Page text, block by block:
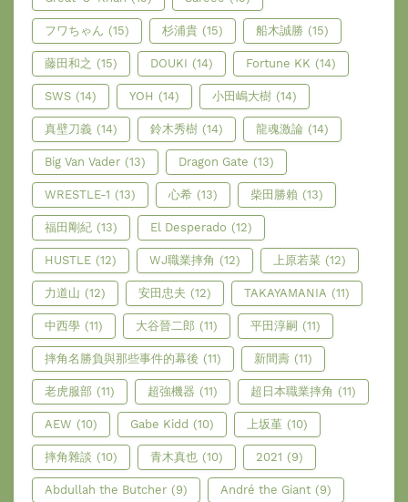
フワちゃん (15) 杉浦貴 (15) 船木誠勝 (15)
藤田和之 (15) DOUKI (14) Fortune KK (14)
SWS (14) YOH (14) 小田嶋大樹 (14)
真壁刀義 (14) 鈴木秀樹 (14) 龍魂激論 (14)
Big Van Vader (13) Dragon Gate (13)
WRESTLE-1 (13) 心希 (13) 柴田勝賴 (13)
福田剛紀 (13) El Desperado (12)
HUSTLE (12) WJ職業摔角 (12) 上原若菜 (12)
力道山 (12) 安田忠夫 (12) TAKAYAMANIA (11)
中西學 (11) 大谷晉二郎 (11) 平田淳嗣 (11)
摔角名勝負與那些事件的幕後 (11) 新間壽 (11)
老虎服部 (11) 超強機器 (11) 超日本職業摔角 (11)
AEW (10) Gabe Kidd (10) 上坂堇 (10)
摔角雜談 (10) 青木真也 (10) 2021 (9)
Abdullah the Butcher (9) André the Giant (9)